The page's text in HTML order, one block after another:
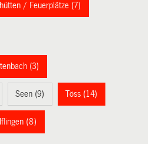
/ Feuerplätze (7)
(3)
Seen (9) Töss (14)
(8)